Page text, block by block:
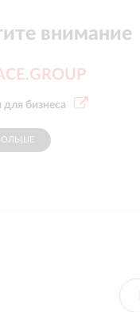
внимание
для бизнеса